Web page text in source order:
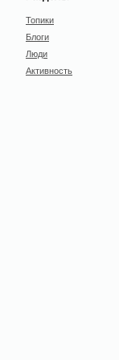
Топики
Блоги
Люди
Активность